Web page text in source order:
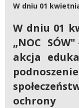
W dniu 01
W dniu 01
„NOC
akcja